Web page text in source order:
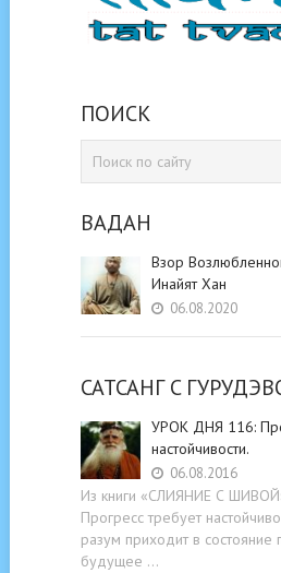
ПОИСК
ВАДАН
Взор
Инайят Хан
06.08.2020
САТСАНГ C
УРОК ДНЯ 116:
настойчивости.
06.08.2016
Из книги «СЛИЯНИЕ С
Прогресс требует
разум приходит в состояние
будущее …